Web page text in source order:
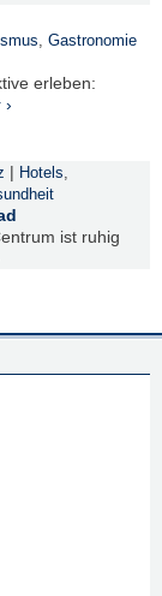
, Gastronomie
erleben:
| Hotels,
ist ruhig